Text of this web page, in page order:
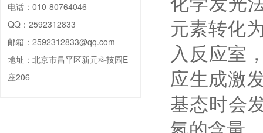
元素转化
入反应室
应生成激
基态时会
电话： 010-80764046
QQ： 2592312833
邮箱： 2592312833@qq.com
地址： 北京市昌平区新元科技园E
座206